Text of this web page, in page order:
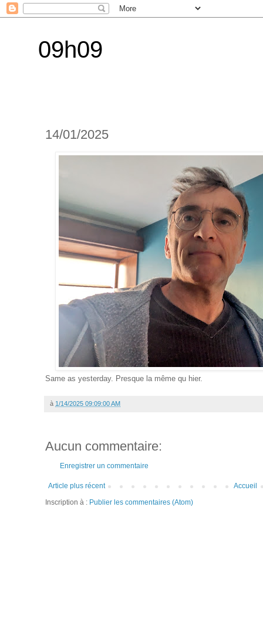
09h09
14/01/2025
Same as yesterday. Presque la même qu hier.
à 1/14/2025 09:09:00 AM
Aucun commentaire:
Enregistrer un commentaire
Article plus récent
Accueil
Inscription à : Publier les commentaires (Atom)